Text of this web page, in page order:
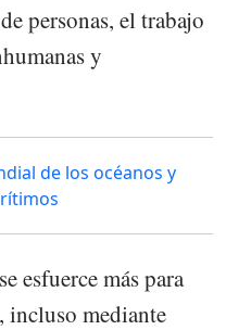
personas, el trabajo
y
de los océanos y
esfuerce más para
incluso mediante